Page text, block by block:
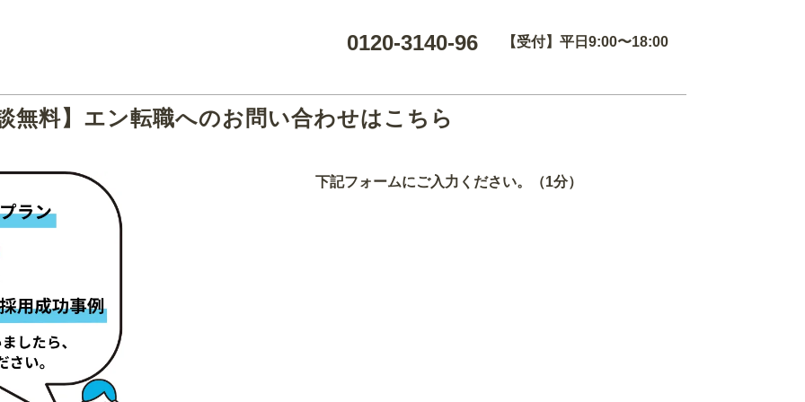
0120-3140-96 【受付】平日9:00〜18:00
無料】エン転職へのお問い合わせはこちら
下記フォームにご入力ください。（1分）